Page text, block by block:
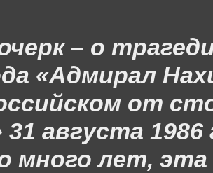
– о
«Адмирал
от
31 августа
много лет,